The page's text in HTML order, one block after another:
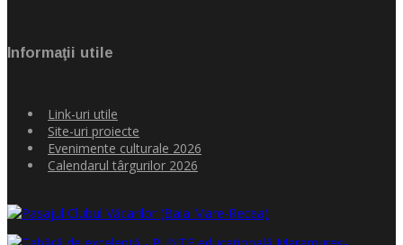
Informaţii utile
Link-uri utile
Site-uri proiecte
Evenimente culturale 2026
Calendarul târgurilor 2026